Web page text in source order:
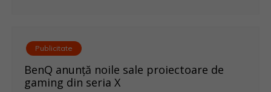
Publicitate
BenQ anunţă noile sale proiectoare de
gaming din seria X